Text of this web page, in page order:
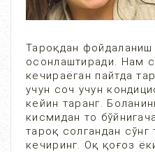
Тароқдан фойдаланиш
осонлаштиради. Нам
кечираёган пайтда
учун соч учун
кейин таранг.
кисмидан то
тароқ солгандан сўнг
кечиринг. Оқ қоғоз